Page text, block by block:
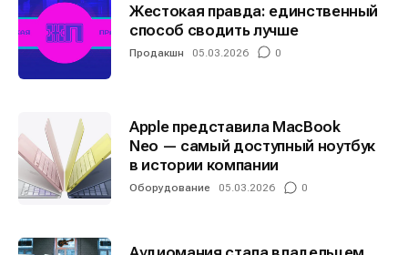
Жестокая правда: единственный
способ сводить лучше
Продакшн 05.03.2026 0
Apple представила MacBook
Neo — самый доступный ноутбук
в истории компании
Оборудование 05.03.2026 0